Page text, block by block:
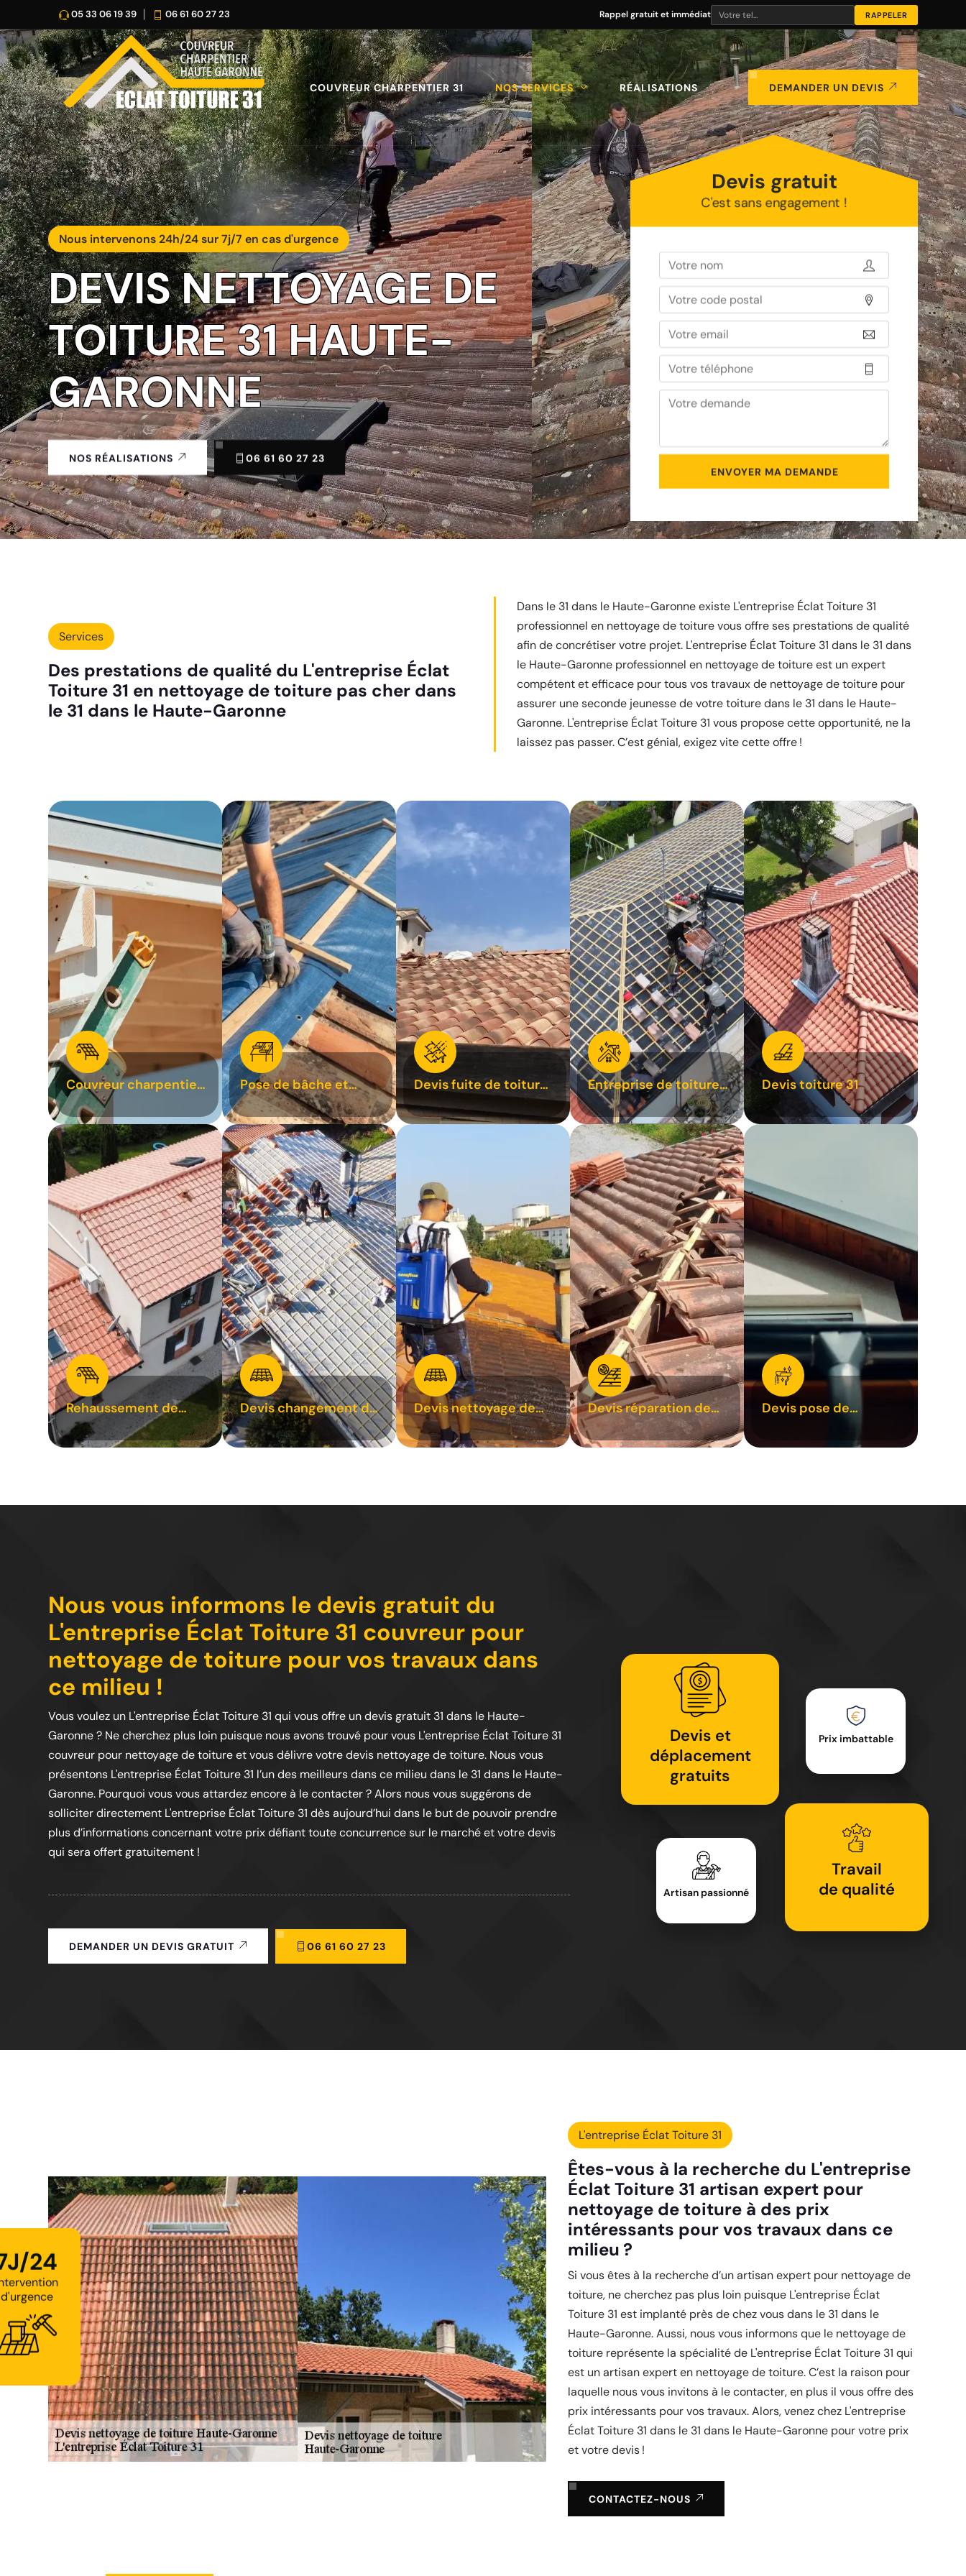
05 33 06 19 39 06 61 60 27 23 Rappel gratuit et immédiat
COUVREUR CHARPENTIER 31 NOS SERVICES RÉALISATIONS DEMANDER UN DEVIS
Nous intervenons 24h/24 sur 7j/7 en cas d'urgence
DEVIS NETTOYAGE DE
TOITURE 31 HAUTE-
GARONNE
NOS RÉALISATIONS 06 61 60 27 23
Devis gratuit
C'est sans engagement !
Services
Des prestations de qualité du L'entreprise Éclat
Toiture 31 en nettoyage de toiture pas cher dans
le 31 dans le Haute-Garonne
Dans le 31 dans le Haute-Garonne existe L'entreprise Éclat Toiture 31
professionnel en nettoyage de toiture vous offre ses prestations de qualité
afin de concrétiser votre projet. L'entreprise Éclat Toiture 31 dans le 31 dans
le Haute-Garonne professionnel en nettoyage de toiture est un expert
compétent et efficace pour tous vos travaux de nettoyage de toiture pour
assurer une seconde jeunesse de votre toiture dans le 31 dans le Haute-
Garonne. L'entreprise Éclat Toiture 31 vous propose cette opportunité, ne la
laissez pas passer. C’est génial, exigez vite cette offre !
Couvreur charpentier
31
Pose de bâche et
bâchage de toiture 31
Devis fuite de toiture
31
Entreprise de toiture
31
Devis toiture 31
Rehaussement de
toiture 31
Devis changement de
tuile 31
Devis nettoyage de
toiture 31
Devis réparation de
toiture 31
Devis pose de
Nous vous informons le devis gratuit du
L'entreprise Éclat Toiture 31 couvreur pour
nettoyage de toiture pour vos travaux dans
ce milieu !
Vous voulez un L'entreprise Éclat Toiture 31 qui vous offre un devis gratuit 31 dans le Haute-
Garonne ? Ne cherchez plus loin puisque nous avons trouvé pour vous L'entreprise Éclat Toiture 31
couvreur pour nettoyage de toiture et vous délivre votre devis nettoyage de toiture. Nous vous
présentons L'entreprise Éclat Toiture 31 l’un des meilleurs dans ce milieu dans le 31 dans le Haute-
Garonne. Pourquoi vous vous attardez encore à le contacter ? Alors nous vous suggérons de
solliciter directement L'entreprise Éclat Toiture 31 dès aujourd’hui dans le but de pouvoir prendre
plus d’informations concernant votre prix défiant toute concurrence sur le marché et votre devis
qui sera offert gratuitement !
Devis et
déplacement
gratuits
Artisan passionné
Prix imbattable
Travail
de qualité
DEMANDER UN DEVIS GRATUIT 06 61 60 27 23
24
d'urgence
L'entreprise Éclat Toiture 31
Êtes-vous à la recherche du L'entreprise
Éclat Toiture 31 artisan expert pour
nettoyage de toiture à des prix
intéressants pour vos travaux dans ce
milieu ?
Si vous êtes à la recherche d’un artisan expert pour nettoyage de
toiture, ne cherchez pas plus loin puisque L'entreprise Éclat
Toiture 31 est implanté près de chez vous dans le 31 dans le
Haute-Garonne. Aussi, nous vous informons que le nettoyage de
toiture représente la spécialité de L'entreprise Éclat Toiture 31 qui
est un artisan expert en nettoyage de toiture. C’est la raison pour
laquelle nous vous invitons à le contacter, en plus il vous offre des
prix intéressants pour vos travaux. Alors, venez chez L'entreprise
Éclat Toiture 31 dans le 31 dans le Haute-Garonne pour votre prix
et votre devis !
CONTACTEZ-NOUS